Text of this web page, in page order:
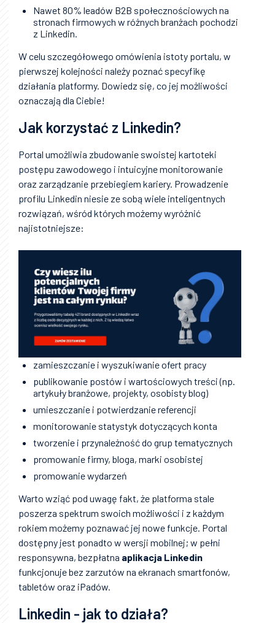
Nawet 80% leadów B2B społecznościowych na
stronach firmowych w różnych branżach pochodzi
z Linkedin.
W celu szczegółowego omówienia istoty portalu, w
pierwszej kolejności należy poznać specyfikę
działania platformy. Dowiedz się, co jej możliwości
oznaczają dla Ciebie!
Jak korzystać z Linkedin?
Portal umożliwia zbudowanie swoistej kartoteki
postępu zawodowego i intuicyjne monitorowanie
oraz zarządzanie przebiegiem kariery. Prowadzenie
profilu Linkedin niesie ze sobą wiele inteligentnych
rozwiązań, wśród których możemy wyróżnić
najistotniejsze:
zamieszczanie i wyszukiwanie ofert pracy
publikowanie postów i wartościowych treści (np.
artykuły branżowe, projekty, osobisty blog)
umieszczanie i potwierdzanie referencji
monitorowanie statystyk dotyczących konta
tworzenie i przynależność do grup tematycznych
promowanie firmy, bloga, marki osobistej
promowanie wydarzeń
Warto wziąć pod uwagę fakt, że platforma stale
poszerza spektrum swoich możliwości i z każdym
rokiem możemy poznawać jej nowe funkcje. Portal
dostępny jest ponadto w wersji mobilnej; w pełni
responsywna, bezpłatna aplikacja Linkedin
funkcjonuje bez zarzutów na ekranach smartfonów,
tabletów oraz iPadów.
Linkedin - jak to działa?